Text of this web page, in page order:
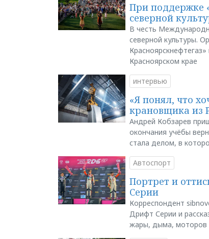
При поддержке
северной
В честь
северной культуры.
Красноярском крае
интервью
«Я понял, что
крановщика из
Андрей Кобзарев
окончания учёбы
стала делом, в
Автоспорт
Портрет и
Серии
Корреспондент
Дрифт Серии и
жары, дыма, моторов